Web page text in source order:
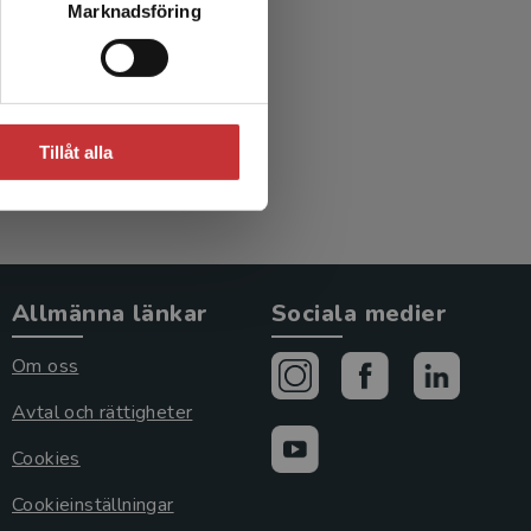
Marknadsföring
Tillåt alla
Allmänna länkar
Om oss
Avtal och rättigheter
Cookies
Cookieinställningar
Sociala medier